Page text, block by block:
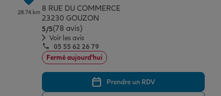
28.74 km 8 RUE DU COMMERCE
23230 GOUZON
5/5Note de 5 sur 5
(78 avis)
Voir les avis
05 55 62 26 79
Fermé aujourd'hui
Prendre un RDV